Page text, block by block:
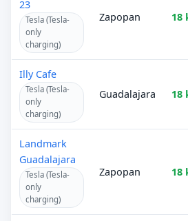
23
Tesla (Tesla-
only
charging)
Zapopan 18
Illy Cafe
Tesla (Tesla-
only
charging)
Guadalajara 18
Landmark
Guadalajara
Tesla (Tesla-
only
charging)
Zapopan 18